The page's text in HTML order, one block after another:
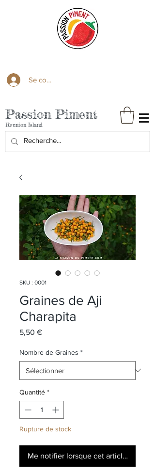
Se connecter
Passion Piment
Reunion Island
SKU : 0001
Graines de Aji
Charapita
5,50 €Prix
Nombre de Graines *
Quantité *
Rupture de stock
Me notifier lorsque cet article est